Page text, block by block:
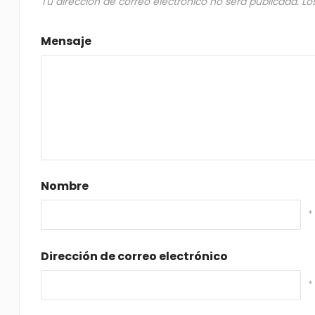
Mensaje
Nombre
*
Dirección de correo electrónico
*